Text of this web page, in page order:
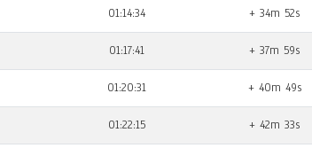
01:14:34 + 34m 52s
01:17:41 + 37m 59s
01:20:31 + 40m 49s
01:22:15 + 42m 33s